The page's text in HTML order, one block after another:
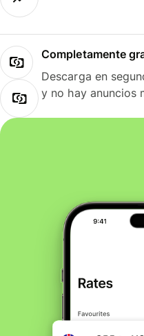
Completamente
Descarga en
y no hay anuncios